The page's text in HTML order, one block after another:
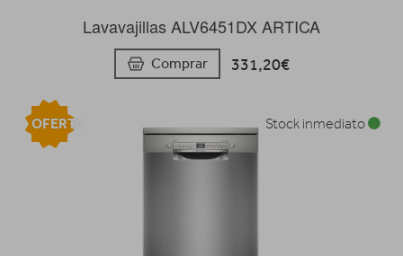
Lavavajillas ALV6451DX ARTICA
Comprar 331,20€
Stock inmediato
OFERTA